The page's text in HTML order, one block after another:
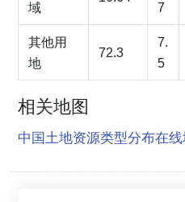
域
7
其他用
地
72.3
7.
5
相关地图
中国土地资源类型分布在